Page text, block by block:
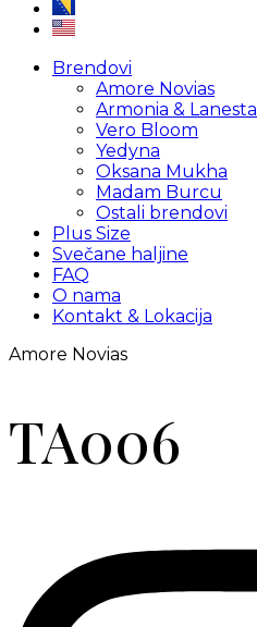
Brendovi
Amore Novias
Armonia & Lanesta
Vero Bloom
Yedyna
Oksana Mukha
Madam Burcu
Ostali brendovi
Plus Size
Svečane haljine
FAQ
O nama
Kontakt & Lokacija
Amore Novias
TA006